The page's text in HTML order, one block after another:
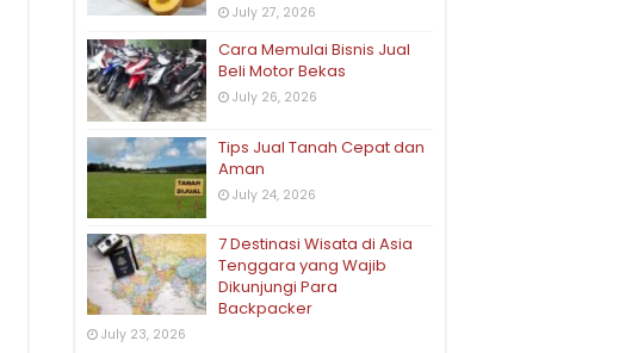
July 27, 2026
Cara Memulai Bisnis Jual
Beli Motor Bekas
July 26, 2026
Tips Jual Tanah Cepat dan
Aman
July 24, 2026
7 Destinasi Wisata di Asia
Tenggara yang Wajib
Dikunjungi Para
Backpacker
July 23, 2026